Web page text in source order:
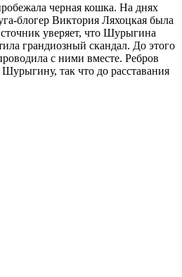
черная кошка. На днях
блогер Виктория Ляхоцкая была
уверяет, что Шурыгина
грандиозный скандал. До этого
с ними вместе. Ребров
так что до расставания